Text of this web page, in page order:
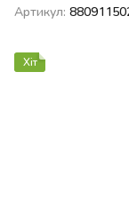
Артикул:
Хіт